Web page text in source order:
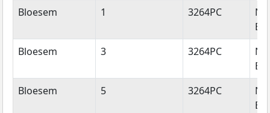
Straatnaam
Huisnummer Postcode
Bloesem 1 3264PC
Bloesem
3 3264PC
Bloesem
5 3264PC